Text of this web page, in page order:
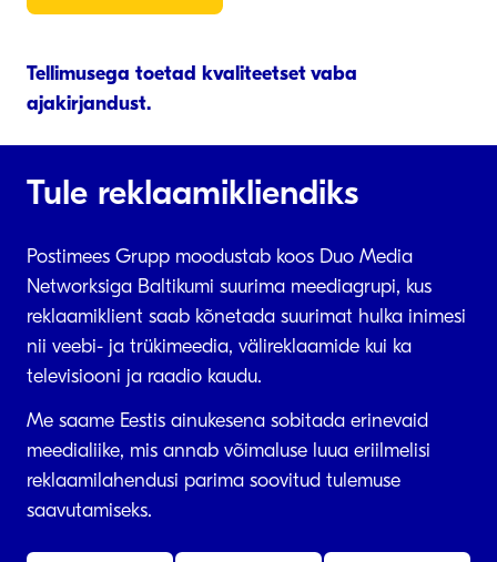
Tellimusega toetad kvaliteetset vaba
ajakirjandust.
Tule reklaamikliendiks
Postimees Grupp moodustab koos Duo Media
Networksiga Baltikumi suurima meediagrupi, kus
reklaamiklient saab kõnetada suurimat hulka inimesi
nii veebi- ja trükimeedia, välireklaamide kui ka
televisiooni ja raadio kaudu.
Me saame Eestis ainukesena sobitada erinevaid
meedialiike, mis annab võimaluse luua eriilmelisi
reklaamilahendusi parima soovitud tulemuse
saavutamiseks.